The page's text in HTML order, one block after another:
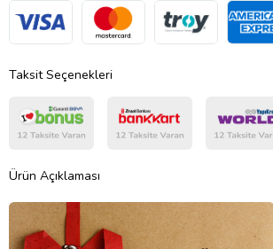
Taksit Seçenekleri
Ürün Açıklaması